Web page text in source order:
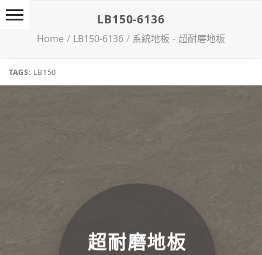
Skip
to
LB150-6136
Home / LB150-6136 / 系統地板 - 超耐磨地板
TAGS: LB150
超耐磨地板